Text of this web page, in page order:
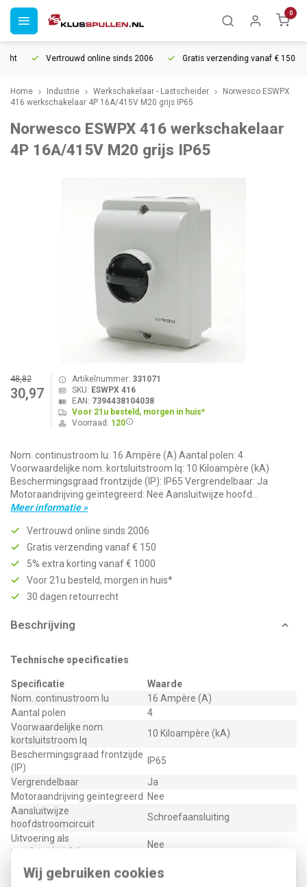
Wij gebruiken cookies
0
Vertrouwd online sinds 2006 Gratis verzending vanaf € 150
Home Industrie Werkschakelaar - Lastscheider
Norwesco ESWPX
416 werkschakelaar 4P 16A/415V M20 grijs IP65
Norwesco ESWPX 416 werkschakelaar
4P 16A/415V M20 grijs IP65
48,82
30,97
Artikelnummer: 331071
SKU: ESWPX 416
EAN: 7394438104038
Voor 21u besteld, morgen in huis*
Voorraad: 120
Nom. continustroom Iu: 16 Ampère (A) Aantal polen: 4
Voorwaardelijke nom. kortsluitstroom Iq: 10 Kiloampère (kA)
Beschermingsgraad frontzijde (IP): IP65 Vergrendelbaar: Ja
Motoraandrijving geïntegreerd: Nee Aansluitwijze hoofd...
Meer informatie »
Vertrouwd online sinds 2006
Gratis verzending vanaf € 150
5% extra korting vanaf € 1000
Voor 21u besteld, morgen in huis*
30 dagen retourrecht
Beschrijving
Technische specificaties
Specificatie
Waarde
Nom. continustroom Iu
16 Ampère (A)
Aantal polen
4
Voorwaardelijke nom.
kortsluitstroom Iq
10 Kiloampère (kA)
Beschermingsgraad frontzijde
(IP)
IP65
Vergrendelbaar
Ja
Motoraandrijving geïntegreerd
Nee
Aansluitwijze
hoofdstroomcircuit
Schroefaansluiting
Uitvoering als
noodstopinrichting
Nee
Uitvoering van het
bedieningselement
Draaiknop